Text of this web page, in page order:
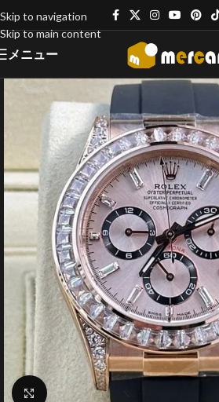
Skip to navigation
Skip to main content
メニュー
クリックで拡大